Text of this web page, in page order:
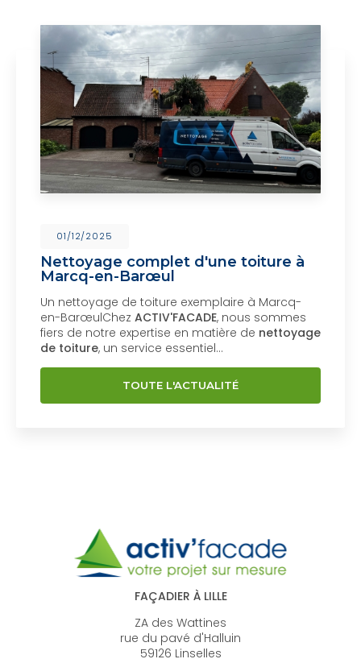
01/12/2025
Nettoyage complet d'une toiture à
Marcq-en-Barœul
Un nettoyage de toiture exemplaire à Marcq-
en-BarœulChez ACTIV'FACADE, nous sommes
fiers de notre expertise en matière de nettoyage
de toiture, un service essentiel…
TOUTE L'ACTUALITÉ
FAÇADIER À LILLE
ZA des Wattines
rue du pavé d'Halluin
59126 Linselles